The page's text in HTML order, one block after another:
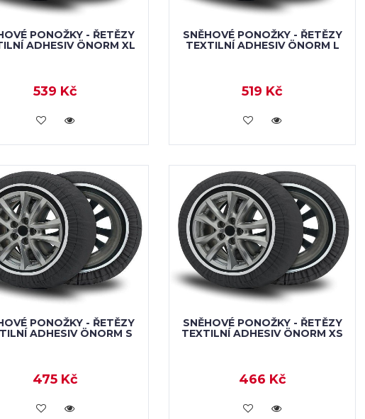
PONOŽKY - ŘETĚZY
ADHESIV ÖNORM XL
539 Kč
VLOŽIT DO KOŠÍKU
SNĚHOVÉ PONOŽKY - ŘETĚZY
TEXTILNÍ ADHESIV ÖNORM L
519 Kč
VLOŽIT DO KOŠÍKU
PONOŽKY - ŘETĚZY
ADHESIV ÖNORM S
475 Kč
VLOŽIT DO KOŠÍKU
SNĚHOVÉ PONOŽKY - ŘETĚZY
TEXTILNÍ ADHESIV ÖNORM XS
466 Kč
VLOŽIT DO KOŠÍKU